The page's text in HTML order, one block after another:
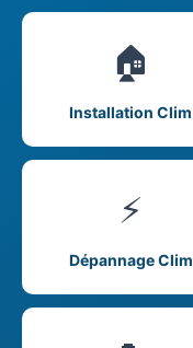
🏠
Installation Clim
⚡
Dépannage Clim